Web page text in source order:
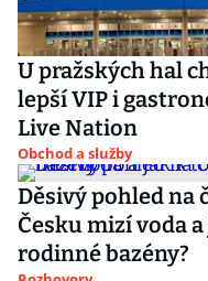
U pražských hal
lepší VIP i
Live Nation
Obchod a služby
Děsivý pohled na
Česku mizí voda
rodinné bazény?